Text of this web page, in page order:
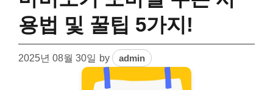
용법 및 꿀팁 5가지!
2025년 08월 30일 by admin